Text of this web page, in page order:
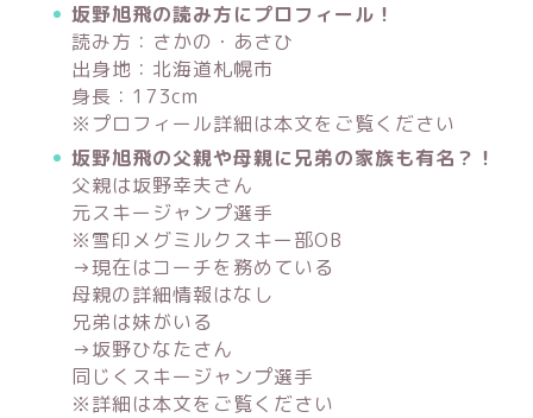
坂野旭飛の読み方にプロフィール！
読み方：さかの・あさひ
出身地：北海道札幌市
身長：173cm
※プロフィール詳細は本文をご覧ください
坂野旭飛の父親や母親に兄弟の家族も有名？！
父親は坂野幸夫さん
元スキージャンプ選手
※雪印メグミルクスキー部OB
→現在はコーチを務めている
母親の詳細情報はなし
兄弟は妹がいる
→坂野ひなたさん
同じくスキージャンプ選手
※詳細は本文をご覧ください